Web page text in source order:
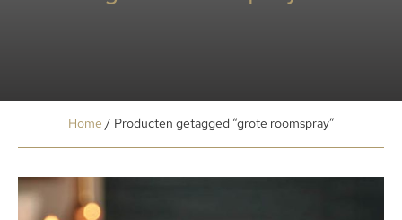
Home / Producten getagged “grote roomspray”